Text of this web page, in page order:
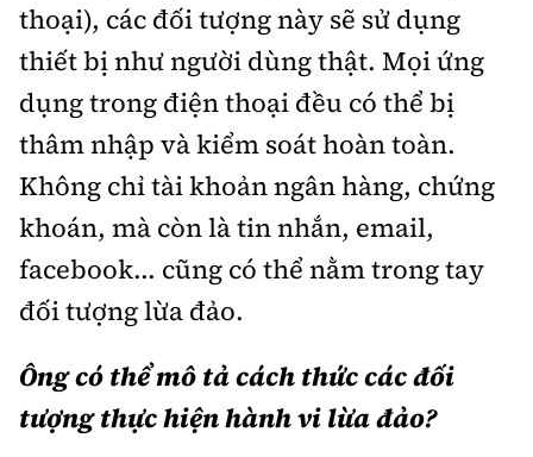
thoại), các đối tượng này sẽ sử dụng
thiết bị như người dùng thật. Mọi ứng
dụng trong điện thoại đều có thể bị
thâm nhập và kiểm soát hoàn toàn.
Không chỉ tài khoản ngân hàng, chứng
khoán, mà còn là tin nhắn, email,
facebook... cũng có thể nằm trong tay
đối tượng lừa đảo.
Ông có thể mô tả cách thức các đối
tượng thực hiện hành vi lừa đảo?